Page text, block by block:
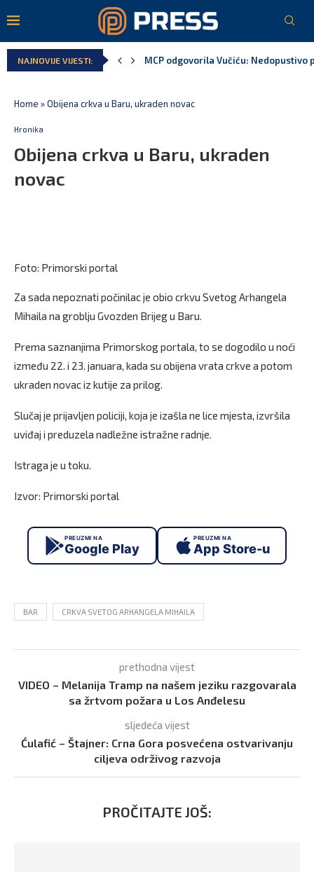
NAJNOVIJE VIJESTI:
MCP odgovorila Vučiću:
Home »Obijena crkva u Baru, ukraden novac
Hronika
Obijena crkva u Baru, ukraden
novac
Foto: Primorski portal
Za sada nepoznati počinilac je obio crkvu Svetog Arhangela
Mihaila na groblju Gvozden Brijeg u Baru.
Prema saznanjima Primorskog portala, to se dogodilo u noći
između 22. i 23. januara, kada su obijena vrata crkve a potom
ukraden novac iz kutije za prilog.
Slučaj je prijavljen policiji, koja je izašla ne lice mjesta, izvršila
uviđaj i preduzela nadležne istražne radnje.
Istraga je u toku.
Izvor: Primorski portal
PREUZMI NA
Google Play
PREUZMI NA
App Store-u
BAR CRKVA SVETOG ARHANGELA MIHAILA
prethodna vijest
VIDEO – Melanija Tramp na našem jeziku razgovarala
sa žrtvom požara u Los Anđelesu
sljedeća vijest
Ćulafić – Štajner: Crna Gora posvećena ostvarivanju
ciljeva održivog razvoja
PROČITAJTE JOŠ: